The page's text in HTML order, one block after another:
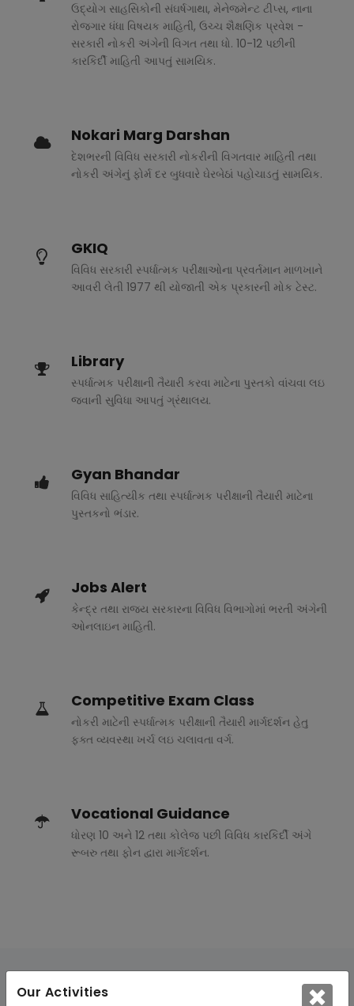
Our Activities
ઉદ્યોગ સાહસિકોની સંઘર્ષગાથા, મેનેજમેન્ટ ટીપ્સ, નાના
રોજગાર ધંધા વિષયક માહિતી, ઉચ્ચ શૈક્ષણિક પ્રવેશ -
સરકારી નોકરી અંગેની વિગત તથા ધો. 10-12 પછીની
કારકિર્દી માહિતી આપતું સામયિક.
Nokari Marg Darshan
દેશભરની વિવિધ સરકારી નોકરીની વિગતવાર માહિતી તથા
નોકરી અંગેનું ફોર્મ દર બુધવારે ઘેરબેઠાં પહોચાડતું સામયિક.
GKIQ
વિવિધ સરકારી સ્પર્ધાત્મક પરીક્ષાઓના પ્રવર્તમાન માળખાને
આવરી લેતી 1977 થી યોજાતી એક પ્રકારની મોક ટેસ્ટ.
Library
સ્પર્ધાત્મક પરીક્ષાની તૈયારી કરવા માટેના પુસ્તકો વાંચવા લઇ
જવાની સુવિધા આપતું ગ્રંથાલય.
Gyan Bhandar
વિવિધ સાહિત્યીક તથા સ્પર્ધાત્મક પરીક્ષાની તૈયારી માટેના
પુસ્તકનો ભંડાર.
Jobs Alert
કેન્દ્ર તથા રાજ્ય સરકારના વિવિધ વિભાગોમાં ભરતી અંગેની
ઓનલાઇન માહિતી.
Competitive Exam Class
નોકરી માટેની સ્પર્ધાત્મક પરીક્ષાની તૈયારી માર્ગદર્શન હેતુ
ફક્ત વ્યવસ્થા ખર્ચ લઇ ચલાવતા વર્ગ.
Vocational Guidance
ધોરણ 10 અને 12 તથા કોલેજ પછી વિવિધ કારકિર્દી અંગે
રૂબરુ તથા ફોન દ્વારા માર્ગદર્શન.